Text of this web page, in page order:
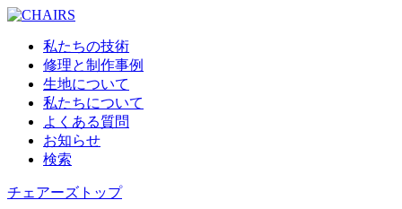
私たちの技術
修理と制作事例
生地について
私たちについて
よくある質問
お知らせ
検索
チェアーズトップ